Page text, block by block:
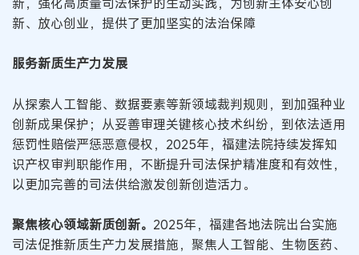
新、放心创业，提供了更加坚实的法治保障
服务新质生产力发展
从探索人工智能、数据要素等新领域裁判规则，到加强种业
创新成果保护；从妥善审理关键核心技术纠纷，到依法适用
惩罚性赔偿严惩恶意侵权，2025年，福建法院持续发挥知
识产权审判职能作用，不断提升司法保护精准度和有效性，
以更加完善的司法供给激发创新创造活力。
聚焦核心领域新质创新。 2025年，福建各地法院出台实施
司法促推新质生产力发展措施，聚焦人工智能、生物医药、